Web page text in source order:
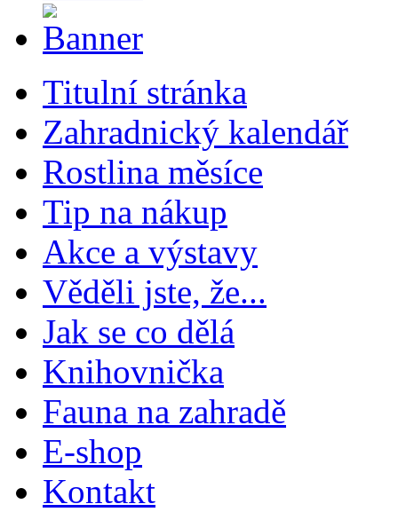
Titulní stránka
Zahradnický kalendář
Rostlina měsíce
Tip na nákup
Akce a výstavy
Věděli jste, že...
Jak se co dělá
Knihovnička
Fauna na zahradě
E-shop
Kontakt